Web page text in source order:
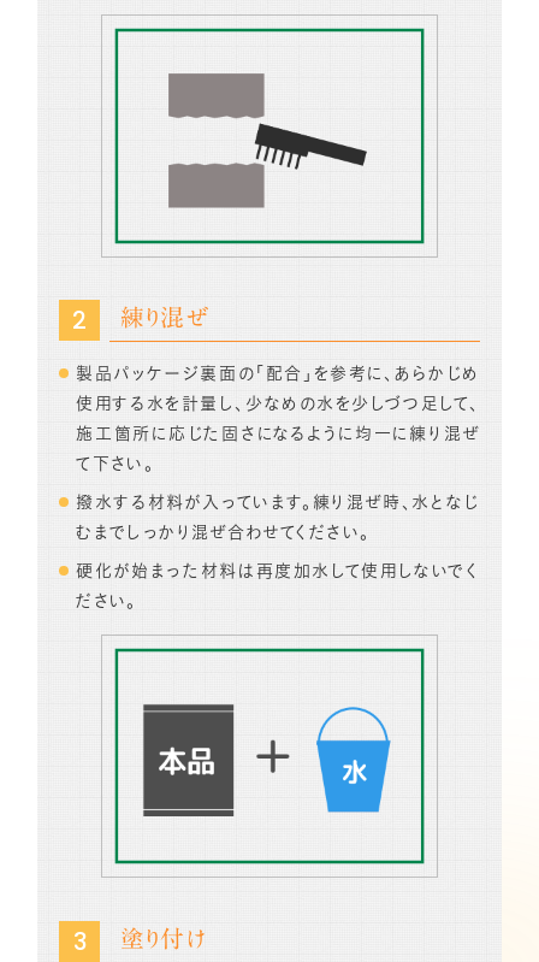
練り混ぜ
製品パッケージ裏面の「配合」を参考に、あらかじめ
使用する水を計量し、少なめの水を少しづつ足して、
施工箇所に応じた固さになるように均一に練り混ぜ
て下さい。
撥水する材料が入っています。練り混ぜ時、水となじ
むまでしっかり混ぜ合わせてください。
硬化が始まった材料は再度加水して使用しないでく
ださい。
塗り付け